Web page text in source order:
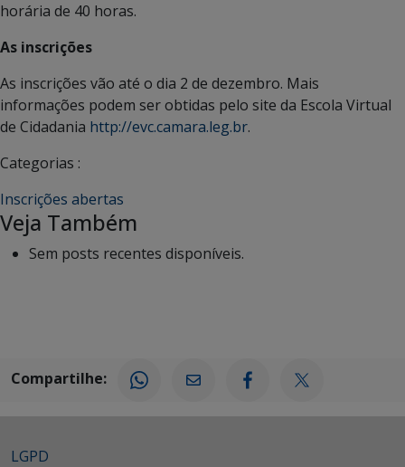
horária de 40 horas.
As inscrições
As inscrições vão até o dia 2 de dezembro. Mais
informações podem ser obtidas pelo site da Escola Virtual
de Cidadania http://evc.camara.leg.br.
Categorias :
Inscrições abertas
Veja Também
Sem posts recentes disponíveis.
Compartilhe:
LGPD